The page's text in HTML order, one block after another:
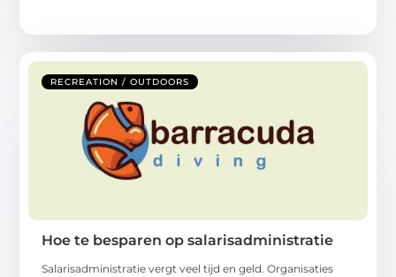
RECREATION / OUTDOORS
Hoe te besparen op salarisadministratie
Salarisadministratie vergt veel tijd en geld. Organisaties